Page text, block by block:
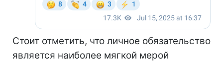
Стоит отметить, что личное обязательство
является наиболее мягкой мерой